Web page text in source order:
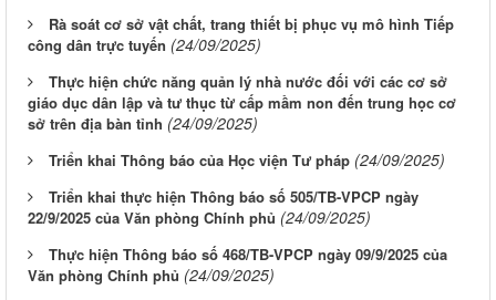
Rà soát cơ sở vật chất, trang thiết bị phục vụ mô hình Tiếp
công dân trực tuyến (24/09/2025)
Thực hiện chức năng quản lý nhà nước đối với các cơ sở
giáo dục dân lập và tư thục từ cấp mầm non đến trung học cơ
sở trên địa bàn tỉnh (24/09/2025)
Triển khai Thông báo của Học viện Tư pháp (24/09/2025)
Triển khai thực hiện Thông báo số 505/TB-VPCP ngày
22/9/2025 của Văn phòng Chính phủ (24/09/2025)
Thực hiện Thông báo số 468/TB-VPCP ngày 09/9/2025 của
Văn phòng Chính phủ (24/09/2025)